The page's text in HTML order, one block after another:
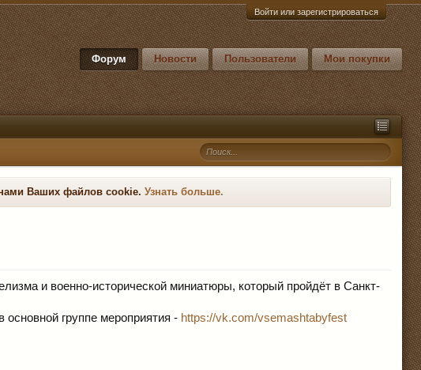
Войти или зарегистрироваться
Форум Новости Пользователи Мои покупки
Ваших файлов cookie. Узнать больше.
и военно-исторической миниатюры, который пройдёт в Санкт-
группе мероприятия - https://vk.com/vsemashtabyfest